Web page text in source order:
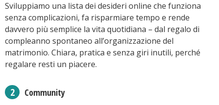
Sviluppiamo una lista dei desideri online che funziona
senza complicazioni, fa risparmiare tempo e rende
davvero più semplice la vita quotidiana – dal regalo di
compleanno spontaneo all’organizzazione del
matrimonio. Chiara, pratica e senza giri inutili, perché
regalare resti un piacere.
Community